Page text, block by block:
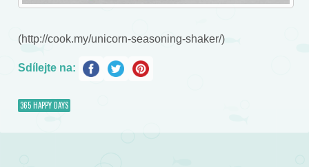
(http://cook.my/unicorn-seasoning-shaker/)
Sdílejte na:
365 HAPPY DAYS